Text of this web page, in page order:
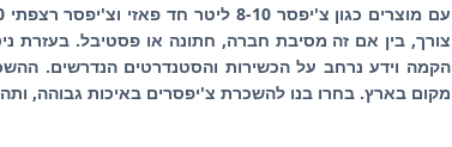
הקמה וידע נרחב על הכשירות והסטנדרטים הנדרשים.
מקום בארץ. בחרו בנו להשכרת צ'יפסרים באיכות גבוהה,